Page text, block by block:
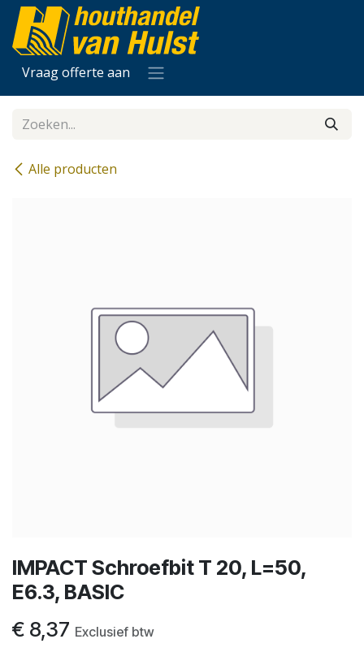
Overslaan naar inhoud
Vraag offerte aan
Alle producten
IMPACT Schroefbit T 20, L=50,
E6.3, BASIC
€ 8,37 Exclusief btw